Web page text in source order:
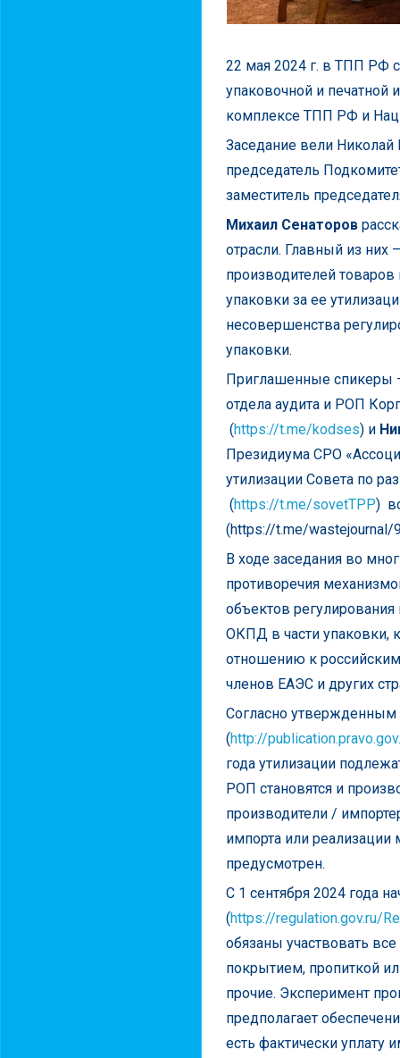
22 мая 2024 г. в ТПП РФ
упаковочной и печатной
комплексе ТПП РФ и
Заседание вели Николай
председатель
заместитель
Михаил Сенаторов
отрасли. Главный из
производителей
упаковки за ее
несовершенства
упаковки.
Приглашенные спикеры
отдела аудита и РОП
(https://t.me/kodses) и
Президиума СРО
утилизации Совета по
(https://t.me/sovetTPP)
(https://t.me/wastejournal/
В ходе заседания во
противоречия
объектов
ОКПД в части упаковки,
отношению к
членов ЕАЭС и других
Согласно
(http://
года утилизации
РОП становятся и
производители /
импорта или реализации
предусмотрен.
С 1 сентября 2024 года
(https://regulation.gov.ru/
обязаны участвовать
покрытием, пропиткой
прочие. Эксперимент
предполагает
есть фактически уплату